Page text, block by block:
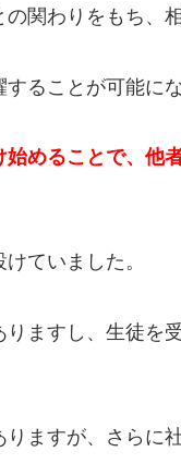
関わりをもち、
ることが可能にな
めることで、他
ていました。
ますし、生徒を
ますが、さらに